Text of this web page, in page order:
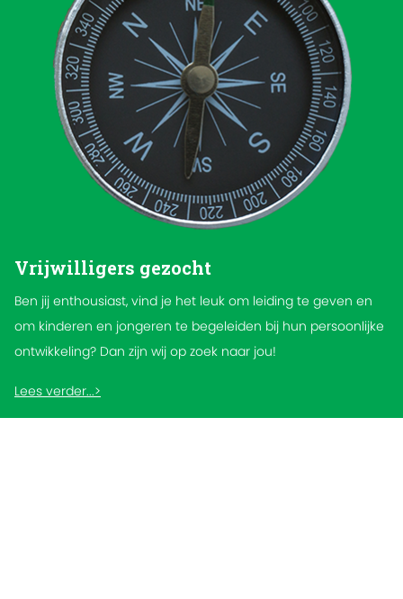
Vrijwilligers gezocht
Ben jij enthousiast, vind je het leuk om leiding te geven en
om kinderen en jongeren te begeleiden bij hun persoonlijke
ontwikkeling? Dan zijn wij op zoek naar jou!
Lees verder...>